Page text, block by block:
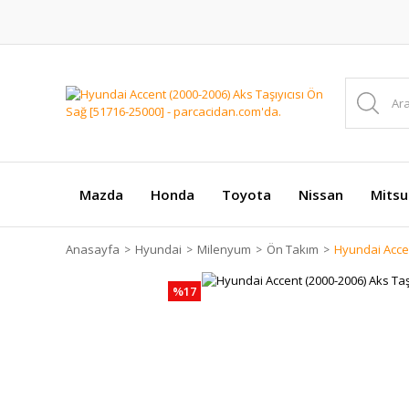
Mazda Honda Toyota Nissan
Anasayfa Hyundai Milenyum Ön Takım Hyundai
%17